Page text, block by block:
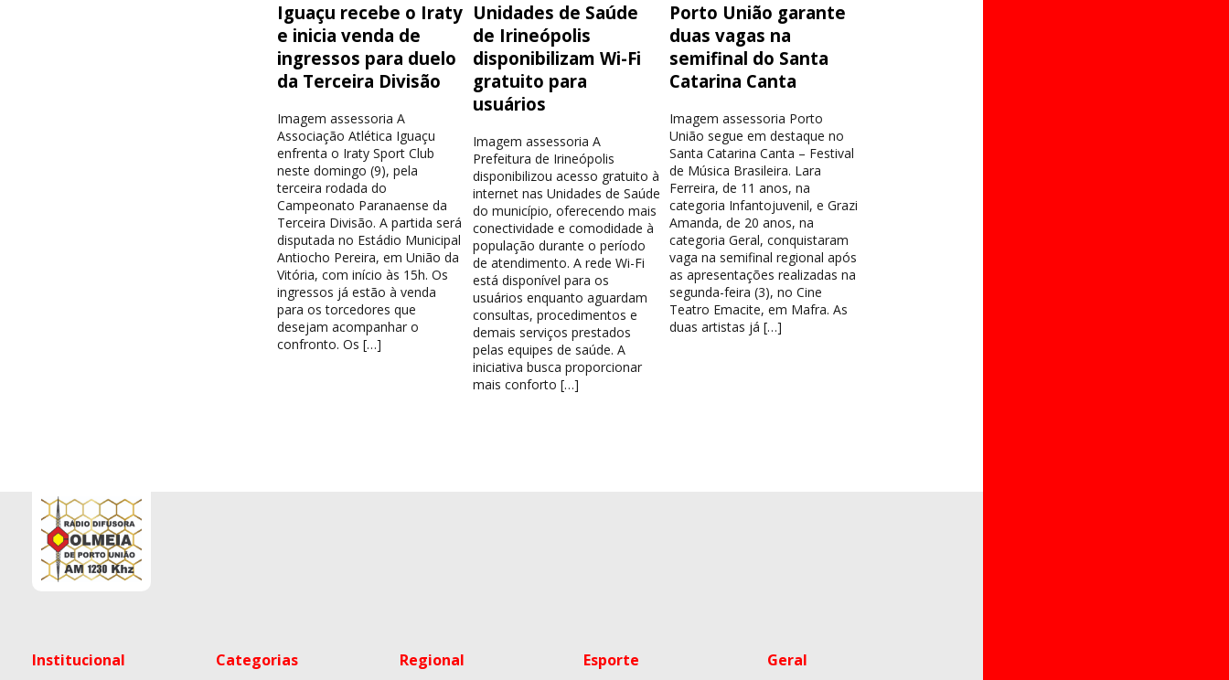
Iguaçu recebe o Iraty
e inicia venda de
ingressos para duelo
da Terceira Divisão
Imagem assessoria A
Associação Atlética Iguaçu
enfrenta o Iraty Sport Club
neste domingo (9), pela
terceira rodada do
Campeonato Paranaense da
Terceira Divisão. A partida será
disputada no Estádio Municipal
Antiocho Pereira, em União da
Vitória, com início às 15h. Os
ingressos já estão à venda
para os torcedores que
desejam acompanhar o
confronto. Os […]
Unidades de Saúde
de Irineópolis
disponibilizam Wi-Fi
gratuito para
usuários
Imagem assessoria A
Prefeitura de Irineópolis
disponibilizou acesso gratuito à
internet nas Unidades de Saúde
do município, oferecendo mais
conectividade e comodidade à
população durante o período
de atendimento. A rede Wi-Fi
está disponível para os
usuários enquanto aguardam
consultas, procedimentos e
demais serviços prestados
pelas equipes de saúde. A
iniciativa busca proporcionar
mais conforto […]
Porto União garante
duas vagas na
semifinal do Santa
Catarina Canta
Imagem assessoria Porto
União segue em destaque no
Santa Catarina Canta – Festival
de Música Brasileira. Lara
Ferreira, de 11 anos, na
categoria Infantojuvenil, e Grazi
Amanda, de 20 anos, na
categoria Geral, conquistaram
vaga na semifinal regional após
as apresentações realizadas na
segunda-feira (3), no Cine
Teatro Emacite, em Mafra. As
duas artistas já […]
Institucional Categorias Regional Esporte Geral